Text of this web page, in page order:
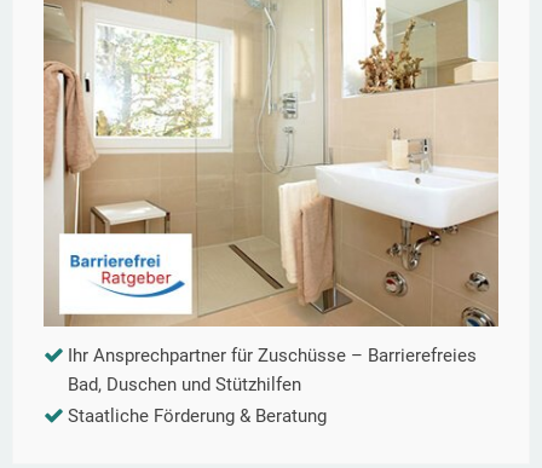
Ihr Ansprechpartner für Zuschüsse – Barrierefreies
Bad, Duschen und Stützhilfen
Staatliche Förderung & Beratung